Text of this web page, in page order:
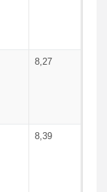
8,27
8,39